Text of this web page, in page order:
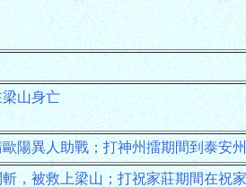
山身亡
陽異人助戰；打神州擂期間到泰安
，被救上梁山；打祝家莊期間在祝